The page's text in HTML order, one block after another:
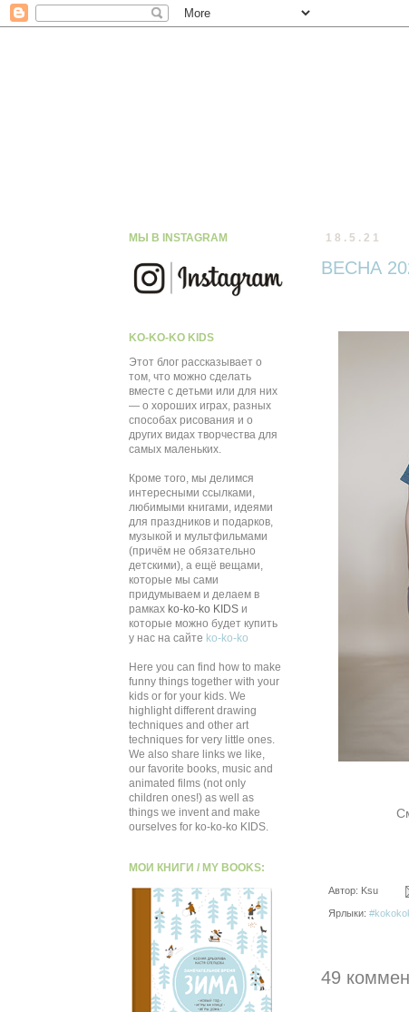
18.5.21
ВЕСНА
Автор: Ksu
Ярлыки:
49
МЫ В INSTAGRAM
KO-KO-KO KIDS
Этот блог рассказывает о
том, что можно сделать
вместе с детьми или для них
— о хороших играх, разных
способах рисования и о
других видах творчества для
самых маленьких.
Кроме того, мы делимся
интересными ссылками,
любимыми книгами, идеями
для праздников и подарков,
музыкой и мультфильмами
(причём не обязательно
детскими), а ещё вещами,
которые мы сами
придумываем и делаем в
рамках ko-ko-ko KIDS и
которые можно будет купить
у нас на сайте ko-ko-ko
Here you can find how to make
funny things together with your
kids or for your kids. We
highlight different drawing
techniques and other art
techniques for very little ones.
We also share links we like,
our favorite books, music and
animated films (not only
children ones!) as well as
things we invent and make
ourselves for ko-ko-ko KIDS.
МОИ КНИГИ / MY BOOKS: